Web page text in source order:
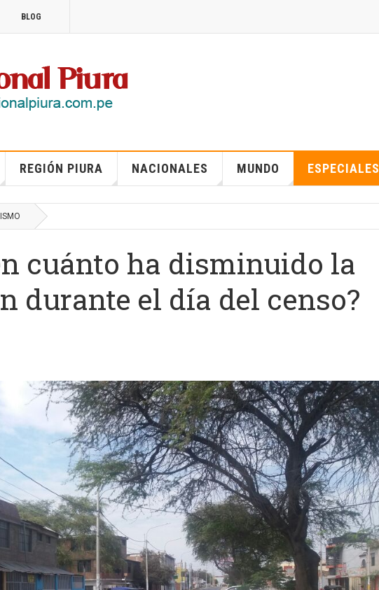
BLOG
REGIÓN PIURA NACIONALES MUNDO ESPECIALES
cuánto ha disminuido la
durante el día del censo?